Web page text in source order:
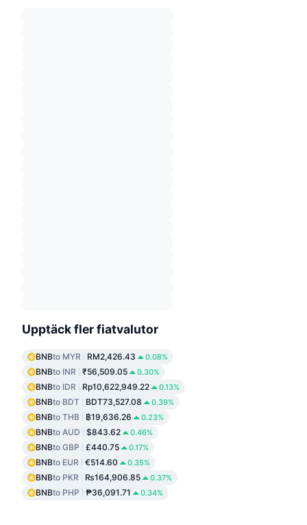
Upptäck fler fiatvalutor
BNBto MYR RM2,426.43 0.08%
BNBto INR ₹56,509.05 0.30%
BNBto IDR Rp10,622,949.22 0.13%
BNBto BDT BDT73,527.08 0.39%
BNBto THB ฿19,636.26 0.23%
BNBto AUD $843.62 0.46%
BNBto GBP £440.75 0.17%
BNBto EUR €514.60 0.35%
BNBto PKR ₨164,906.85 0.37%
BNBto PHP ₱36,091.71 0.34%